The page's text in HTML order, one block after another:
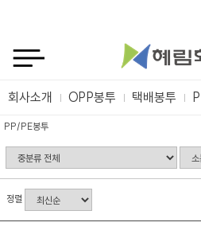
회사소개 OPP봉투 택배봉투
PP/PE봉투
정렬